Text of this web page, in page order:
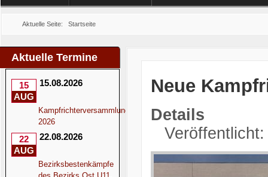
Aktuelle Seite: Startseite
Aktuelle Termine
15
AUG
15.08.2026
Kampfrichterversammlung
2026
22
AUG
22.08.2026
Bezirksbestenkämpfe
Neue
Details